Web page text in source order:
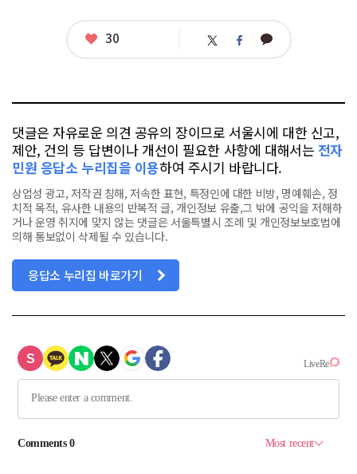
좋
30 트 페 카
댓글은 자유로운 의견 공유의 장이므로 서울시에 대한 신고,
제안, 건의 등 답변이나 개선이 필요한 사항에 대해서는 전자
민원 응답소 누리집을 이용하여 주시기 바랍니다.
상업성 광고, 저작권 침해, 저속한 표현, 특정인에 대한 비방, 명예훼손, 정
치적 목적, 유사한 내용의 반복적 글, 개인정보 유출,그 밖에 공익을 저해하
거나 운영 취지에 맞지 않는 댓글은 서울특별시 조례 및 개인정보보호법에
의해 통보없이 삭제될 수 있습니다.
응답소 누리집 바로가기